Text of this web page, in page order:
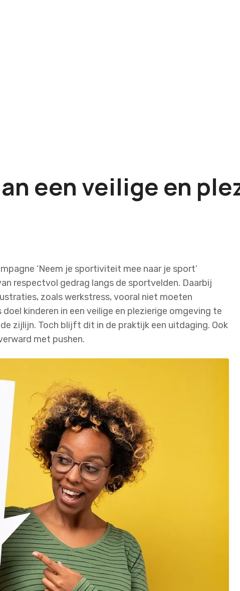
een veilige en
‘Neem je sportiviteit mee naar je sport’
respectvol gedrag langs de sportvelden. Daarbij
zoals werkstress, vooral niet moeten
kinderen in een veilige en plezierige omgeving te
zijlijn. Toch blijft dit in de praktijk een uitdaging. Ook
met pushen.